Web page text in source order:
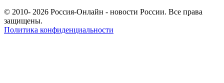
© 2010- 2026 Россия-Онлайн - новости России. Все права
защищены.
Политика конфиденциальности